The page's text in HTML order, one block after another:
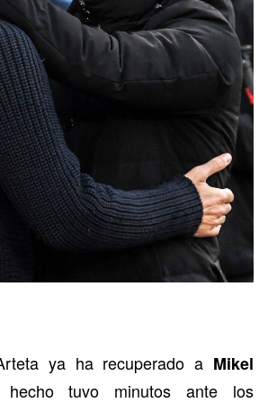
ya ha recuperado a Mikel
tuvo minutos ante los